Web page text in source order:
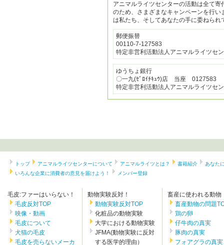
アニマルライツセンターの活動は全て
のため、さまざまなキャンペーンを行
は私たち、そしてあなたの手に委ねられ
郵便振替
00110-7-127583
特定非営利活動法人アニマルライツセ
ゆうちょ銀行
〇一九(ｾﾞﾛｲﾁｷｭｳ)店 当座 0127583
特定非営利活動法人アニマルライツセ
トップ アニマルライツセンターについて アニマルライツとは？ 書籍紹介
あなた
いろんな企業に消費者の意見を届けよう！
メンバー登録
毛皮:ファーはいらない！
毛皮反対TOP
映像・動画
毛皮について
犬猫の毛皮
毛皮を売らないメーカ
動物実験反対！
動物実験反対TOP
化粧品の動物実験
大学における動物実験
JFMA(動物実験に反対
する医学的理由）
畜産に使われる動物
畜産動物の問題
鶏の卵
仔牛肉の真実
豚肉の真実
フォアグラの真実